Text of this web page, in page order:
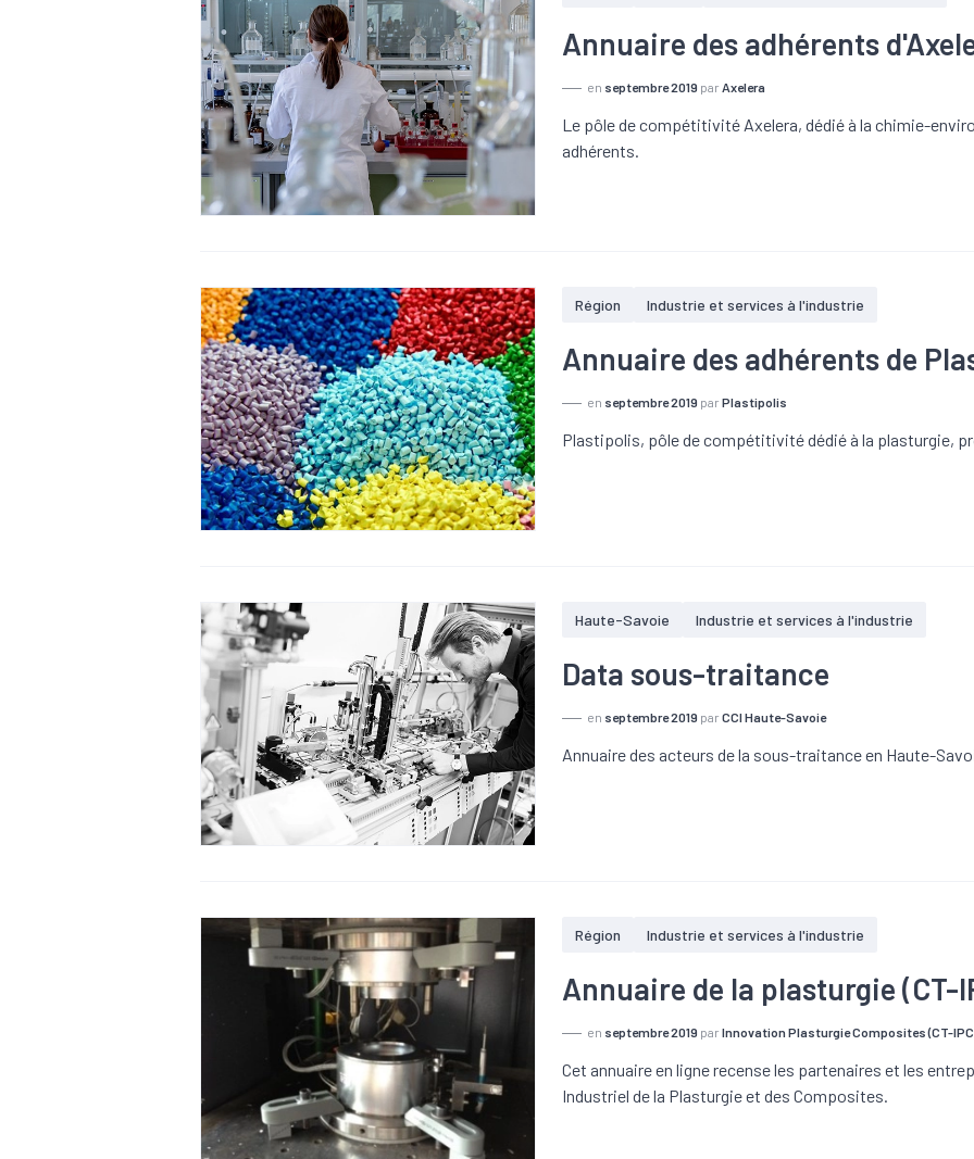
Annuaire des adhérents
en septembre 2019 parAxelera
Le pôle de compétitivité Axelera, dédié à la chimie-
adhérents.
Région Industrie et services à l'industrie
Annuaire des adhérents de
en septembre 2019 parPlastipolis
Plastipolis, pôle de compétitivité dédié à la plasturgie,
Haute-Savoie Industrie et services à l'industrie
Data sous-traitance
en septembre 2019 parCCI Haute-Savoie
Annuaire des acteurs de la sous-traitance en Haute-
Région Industrie et services à l'industrie
Annuaire de la plasturgie (CT-
en septembre 2019 parInnovation Plasturgie Composites (CT-
Cet annuaire en ligne recense les partenaires et les
Industriel de la Plasturgie et des Composites.